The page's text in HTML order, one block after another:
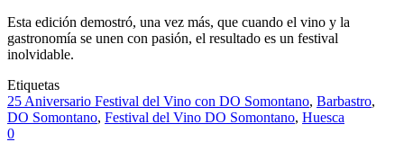
Esta edición demostró, una vez más, que cuando el vino y la
gastronomía se unen con pasión, el resultado es un festival
inolvidable.
Etiquetas
25 Aniversario Festival del Vino con DO Somontano, Barbastro,
DO Somontano, Festival del Vino DO Somontano, Huesca
0